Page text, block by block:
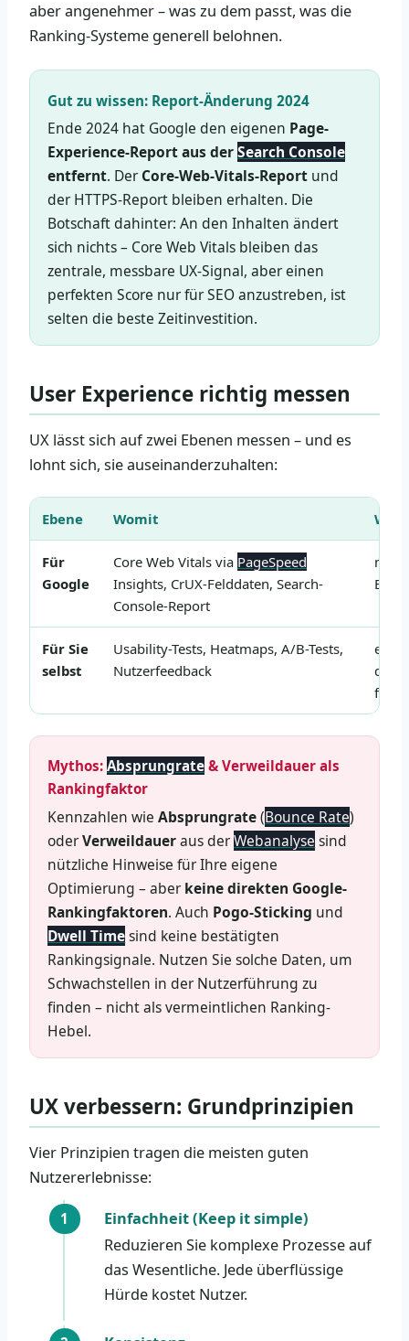
aber angenehmer – was zu dem passt, was die
Ranking-Systeme generell belohnen.
Gut zu wissen: Report-Änderung 2024
Ende 2024 hat Google den eigenen Page-
Experience-Report aus derSearch Console
entfernt. Der Core-Web-Vitals-Report und
der HTTPS-Report bleiben erhalten. Die
Botschaft dahinter: An den Inhalten ändert
sich nichts – Core Web Vitals bleiben das
zentrale, messbare UX-Signal, aber einen
perfekten Score nur für SEO anzustreben, ist
selten die beste Zeitinvestition.
User Experience richtig messen
UX lässt sich auf zwei Ebenen messen – und es
lohnt sich, sie auseinanderzuhalten:
Ebene Womit
Für
Google
Core Web Vitals via PageSpeed
Insights, CrUX-Felddaten, Search-
Console-Report
Für Sie
selbst
Usability-Tests, Heatmaps, A/B-Tests,
Nutzerfeedback
der
Mythos:Absprungrate & Verweildauer als
Rankingfaktor
Kennzahlen wieAbsprungrate(Bounce Rate)
oderVerweildaueraus derWebanalyse sind
nützliche Hinweise für Ihre eigene
Optimierung – aber keine direkten Google-
Rankingfaktoren. Auch Pogo-Sticking und
Dwell Timesind keine bestätigten
Rankingsignale. Nutzen Sie solche Daten, um
Schwachstellen in der Nutzerführung zu
finden – nicht als vermeintlichen Ranking-
Hebel.
UX verbessern: Grundprinzipien
Vier Prinzipien tragen die meisten guten
Nutzererlebnisse:
Einfachheit (Keep it simple)
Reduzieren Sie komplexe Prozesse auf
das Wesentliche. Jede überflüssige
Hürde kostet Nutzer.